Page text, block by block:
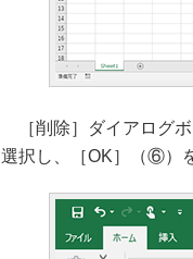
［削除］ダイアログ
選択し、［OK］（⑥）